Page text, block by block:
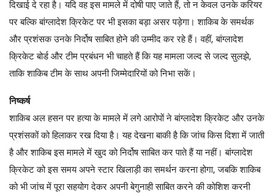
दिखाई दे रहा है। यदि वह इस मामले में दोषी पाए जाते हैं, तो न केवल उनके करियर
पर बल्कि बांग्लादेश क्रिकेट पर भी इसका बड़ा असर पड़ेगा। शाकिब के समर्थक
और प्रशंसक उनके निर्दोष साबित होने की उम्मीद कर रहे हैं। वहीं, बांग्लादेश
क्रिकेट बोर्ड और टीम प्रबंधन भी चाहते हैं कि यह मामला जल्द से जल्द सुलझे,
ताकि शाकिब टीम के साथ अपनी जिम्मेदारियों को निभा सकें।
निष्कर्ष
शाकिब अल हसन पर हत्या के मामले में लगे आरोपों ने बांग्लादेश क्रिकेट और उनके
प्रशंसकों को हिलाकर रख दिया है। यह देखना बाकी है कि जांच किस दिशा में जाती
है और शाकिब इस मामले में खुद को निर्दोष साबित कर पाते हैं या नहीं। बांग्लादेश
क्रिकेट को इस समय अपने स्टार खिलाड़ी का समर्थन करना होगा, जबकि शाकिब
को भी जांच में पूरा सहयोग देकर अपनी बेगुनाही साबित करने की कोशिश करनी